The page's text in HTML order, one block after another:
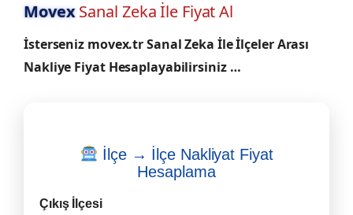
MovexSanal Zeka İle Fiyat Al
İsterseniz movex.tr Sanal Zeka İle İlçeler Arası
Nakliye Fiyat Hesaplayabilirsiniz …
İlçe → İlçe Nakliyat Fiyat
Hesaplama
Çıkış İlçesi